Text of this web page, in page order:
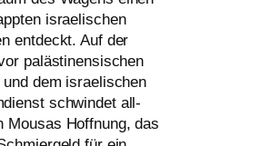
israe­li­schen
ent­deckt. Auf der
paläs­ti­nen­si­schen
und dem israe­li­schen
schwin­det all­
Mousas Hoffnung, das